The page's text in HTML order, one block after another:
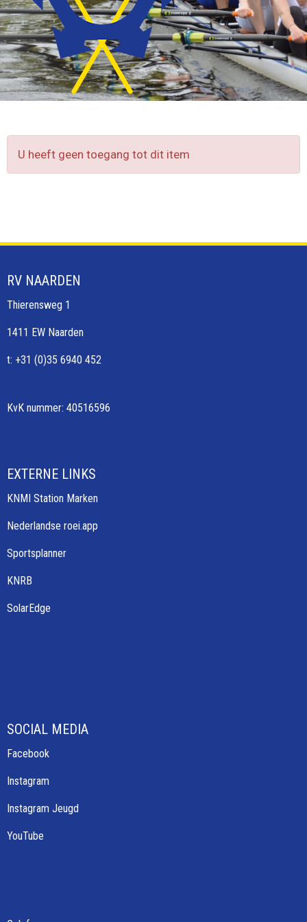
U heeft geen toegang tot dit item
RV NAARDEN
Thierensweg 1
1411 EW Naarden
t: +31 (0)35 6940 452
KvK nummer: 40516596
EXTERNE LINKS
KNMI Station Marken
Nederlandse roei.app
Sportsplanner
KNRB
SolarEdge
SOCIAL MEDIA
Facebook
Instagram
Instagram Jeugd
YouTube